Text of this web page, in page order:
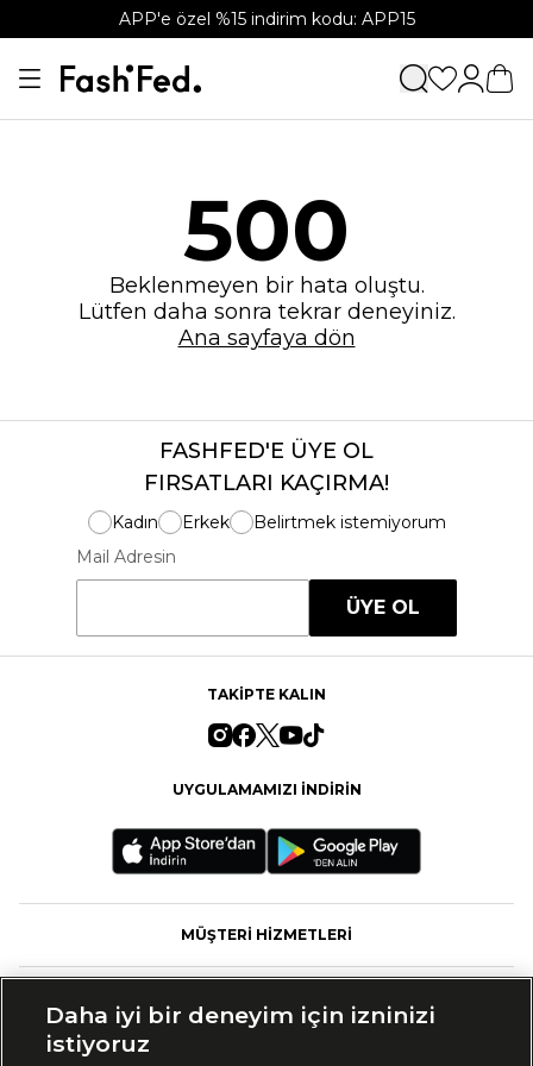
APP'e özel %15 indirim kodu: APP15
500
Beklenmeyen bir hata oluştu.
Lütfen daha sonra tekrar deneyiniz.
Ana sayfaya dön
FASHFED'E ÜYE OL
FIRSATLARI KAÇIRMA!
Kadın Erkek
Belirtmek istemiyorum
Mail Adresin
ÜYE OL
TAKİPTE KALIN
UYGULAMAMIZI İNDİRİN
MÜŞTERİ HİZMETLERİ
Daha iyi bir deneyim için izninizi
istiyoruz